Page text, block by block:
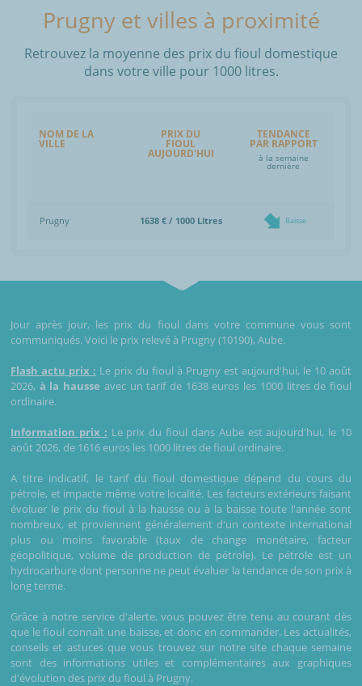
Prugny et villes à proximité
Retrouvez la moyenne des prix du fioul domestique
dans votre ville pour 1000 litres.
NOM DE LA
VILLE
PRIX DU
FIOUL
AUJOURD'HUI
TENDANCE
PAR RAPPORT
à la semaine
dernière
Prugny 1638 € / 1000 Litres Baisse
Jour après jour, les prix du fioul dans votre commune vous sont
communiqués. Voici le prix relevé à Prugny (10190), Aube.
Flash actu prix : Le prix du fioul à Prugny est aujourd'hui, le 10 août
2026, à la hausse avec un tarif de 1638 euros les 1000 litres de fioul
ordinaire.
Information prix : Le prix du fioul dans Aube est aujourd'hui, le 10
août 2026, de 1616 euros les 1000 litres de fioul ordinaire.
A titre indicatif, le tarif du fioul domestique dépend du cours du
pétrole, et impacte même votre localité. Les facteurs extérieurs faisant
évoluer le prix du fioul à la hausse ou à la baisse toute l'année sont
nombreux, et proviennent généralement d'un contexte international
plus ou moins favorable (taux de change monétaire, facteur
géopolitique, volume de production de pétrole). Le pétrole est un
hydrocarbure dont personne ne peut évaluer la tendance de son prix à
long terme.
Grâce à notre service d'alerte, vous pouvez être tenu au courant dès
que le fioul connaît une baisse, et donc en commander. Les actualités,
conseils et astuces que vous trouvez sur notre site chaque semaine
sont des informations utiles et complémentaires aux graphiques
d'évolution des prix du fioul à Prugny.